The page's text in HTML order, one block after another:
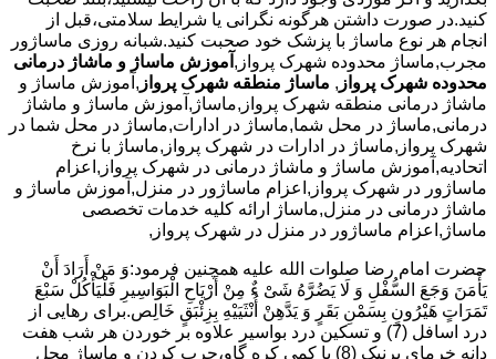
کنید.در صورت داشتن هرگونه نگرانی یا شرایط سلامتی،قبل از
انجام هر نوع ماساژ با پزشک خود صحبت کنید.شبانه روزی ماساژور
مجرب,ماساژ محدوده شهرک پرواز, آموزش ماساژ و ماشاژ درمانی
محدوده شهرک پرواز , ماساژ منطقه شهرک پرواز ,آموزش ماساژ و
ماشاژ درمانی منطقه شهرک پرواز,ماساژ,آموزش ماساژ و ماشاژ
درمانی,ماساژ در محل شما,ماساژ در ادارات,ماساژ در محل شما در
شهرک پرواز,ماساژ در ادارات در شهرک پرواز,ماساژ با نرخ
اتحادیه,آموزش ماساژ و ماشاژ درمانی در شهرک پرواز,اعزام
ماساژور در شهرک پرواز,اعزام ماساژور در منزل,آموزش ماساژ و
ماشاژ درمانی در منزل,ماساژ ارائه کلیه خدمات تخصصی
ماساژ,اعزام ماساژور در منزل در شهرک پرواز,
حضرت امام رضا صلوات الله علیه همچنین فرمود:وَ مَنْ أَرَادَ أَنْ
یَأْمَنَ وَجَعَ السُّفْلِ وَ لَا یَضُرَّهُ شَیْ ءٌ مِنْ أَرْیَاحِ الْبَوَاسِیرِ فَلْیَأْکُلْ سَبْعَ
تَمَرَاتٍ هَیْرُونٍ بِسَمْنِ بَقَرٍ وَ یَدَّهِنْ أُنْثَیَیْهِ بِزِئْبَقٍ خَالِص.برای رهایی از
درد اسافل (7) و تسکین درد بواسیر علاوه بر خوردن هر شب هفت
دانه خرمای برنیک (8) با کمی کره گاو،چرب کردن و ماساژ محل